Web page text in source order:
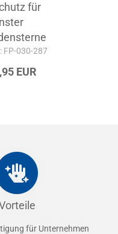
für
FP-030-287
EUR
für Unternehmen